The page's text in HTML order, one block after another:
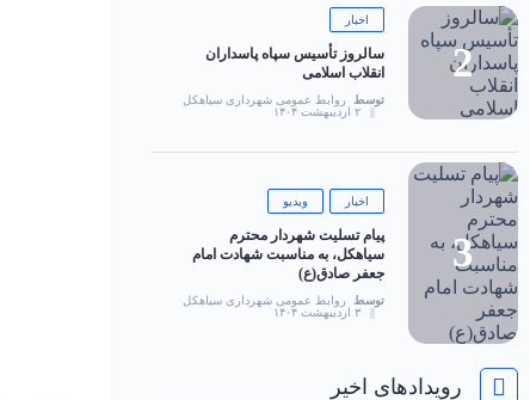
اخبار
سالروز تأسیس سپاه پاسداران
انقلاب اسلامی
توسط
روابط عمومی شهرداری سیاهکل
۲ اردیبهشت ۱۴۰۴
اخبار ویدیو
پیام تسلیت شهردار محترم
سیاهکل، به مناسبت شهادت امام
جعفر صادق(ع)
توسط
روابط عمومی شهرداری سیاهکل
۳ اردیبهشت ۱۴۰۴
رویدادهای اخیر